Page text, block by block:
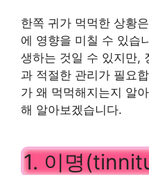
한쪽 귀가 먹먹한 상황
에 영향을 미칠 수 있습
생하는 것일 수 있지만,
과 적절한 관리가 필요
가 왜 먹먹해지는지 알
해 알아보겠습니다.
1. 이명